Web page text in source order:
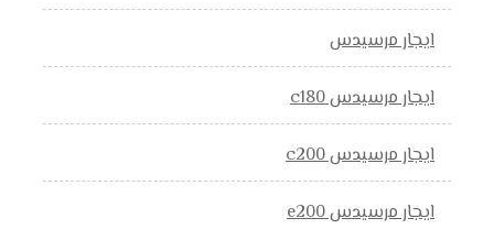
ايجار مرسيدس
ايجار مرسيدس c180
ايجار مرسيدس c200
ايجار مرسيدس e200